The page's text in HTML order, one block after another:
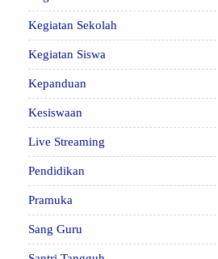
Kegiatan Sekolah
Kegiatan Siswa
Kepanduan
Kesiswaan
Live Streaming
Pendidikan
Pramuka
Sang Guru